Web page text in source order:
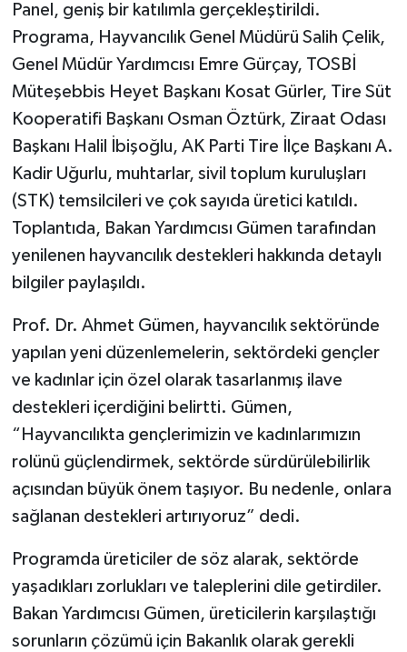
Panel, geniş bir katılımla gerçekleştirildi.
Programa, Hayvancılık Genel Müdürü Salih Çelik,
Genel Müdür Yardımcısı Emre Gürçay, TOSBİ
Müteşebbis Heyet Başkanı Kosat Gürler, Tire Süt
Kooperatifi Başkanı Osman Öztürk, Ziraat Odası
Başkanı Halil İbişoğlu, AK Parti Tire İlçe Başkanı A.
Kadir Uğurlu, muhtarlar, sivil toplum kuruluşları
(STK) temsilcileri ve çok sayıda üretici katıldı.
Toplantıda, Bakan Yardımcısı Gümen tarafından
yenilenen hayvancılık destekleri hakkında detaylı
bilgiler paylaşıldı.
Prof. Dr. Ahmet Gümen, hayvancılık sektöründe
yapılan yeni düzenlemelerin, sektördeki gençler
ve kadınlar için özel olarak tasarlanmış ilave
destekleri içerdiğini belirtti. Gümen,
“Hayvancılıkta gençlerimizin ve kadınlarımızın
rolünü güçlendirmek, sektörde sürdürülebilirlik
açısından büyük önem taşıyor. Bu nedenle, onlara
sağlanan destekleri artırıyoruz” dedi.
Programda üreticiler de söz alarak, sektörde
yaşadıkları zorlukları ve taleplerini dile getirdiler.
Bakan Yardımcısı Gümen, üreticilerin karşılaştığı
sorunların çözümü için Bakanlık olarak gerekli